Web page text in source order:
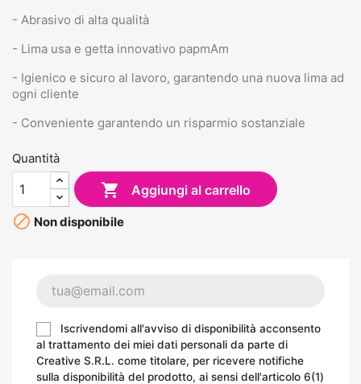
- Abrasivo di alta qualità
- Lima usa e getta innovativo papmAm
- Igienico e sicuro al lavoro, garantendo una nuova lima ad
ogni cliente
- Conveniente garantendo un risparmio sostanziale
Quantità
 Aggiungi al carrello
 Non disponibile
Iscrivendomi all'avviso di disponibilità acconsento
al trattamento dei miei dati personali da parte di
Creative S.R.L. come titolare, per ricevere notifiche
sulla disponibilità del prodotto, ai sensi dell'articolo 6(1)